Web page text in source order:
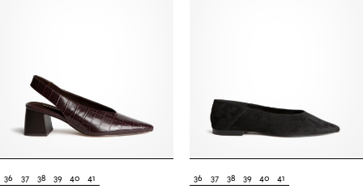
36 37 38 39 40 41 36 37 38 39 40 41